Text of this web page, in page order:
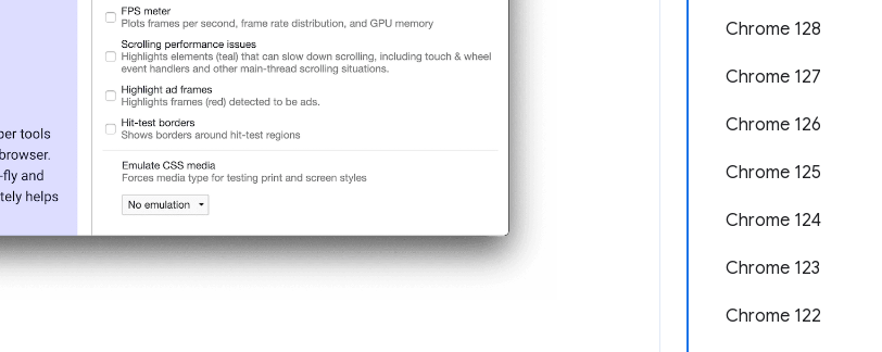
Chrome 128
Chrome 127
Chrome 126
Chrome 125
Chrome 124
Chrome 123
Chrome 122